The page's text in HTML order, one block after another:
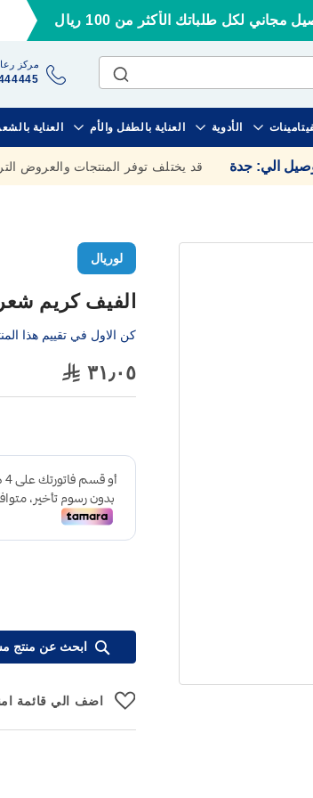
مجاني لكل طلباتك الأكثر من 100 ريال
مركز
الأدوية العناية بالطفل والأم العناية
الي: جدة قد يختلف توفر المنتجات والعروض
لوريال
الفيف كريم شعر
كن الاول في تقييم هذا
٣١٫٠٥
ابحث عن منتج
اضف الي قائمة